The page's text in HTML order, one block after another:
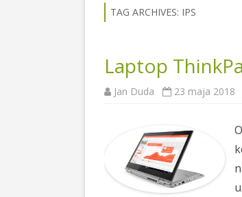
TAG ARCHIVES: IPS
Laptop
Jan Duda 23 maja 2018